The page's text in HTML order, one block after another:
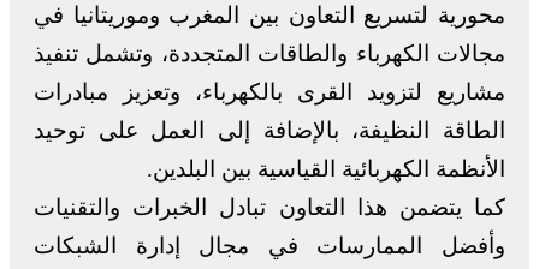
محورية لتسريع التعاون بين المغرب وموريتانيا في
مجالات الكهرباء والطاقات المتجددة، وتشمل تنفيذ
مشاريع لتزويد القرى بالكهرباء، وتعزيز مبادرات
الطاقة النظيفة، بالإضافة إلى العمل على توحيد
الأنظمة الكهربائية القياسية بين البلدين.
كما يتضمن هذا التعاون تبادل الخبرات والتقنيات
وأفضل الممارسات في مجال إدارة الشبكات